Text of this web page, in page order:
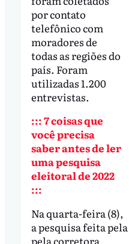
por contato
telefônico com
moradores de
todas as regiões do
país. Foram
utilizadas 1.200
entrevistas.
::: 7 coisas que
você precisa
saber antes de ler
uma pesquisa
eleitoral de 2022
:::
Na quarta-feira (8),
a pesquisa feita pela
pela corretora